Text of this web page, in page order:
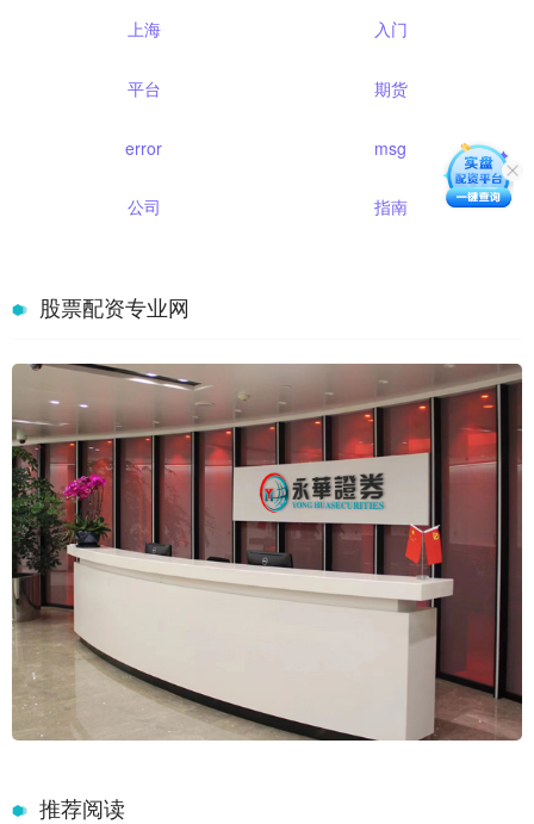
上海 入门
平台 期货
error msg
公司 指南
股票配资专业网
推荐阅读